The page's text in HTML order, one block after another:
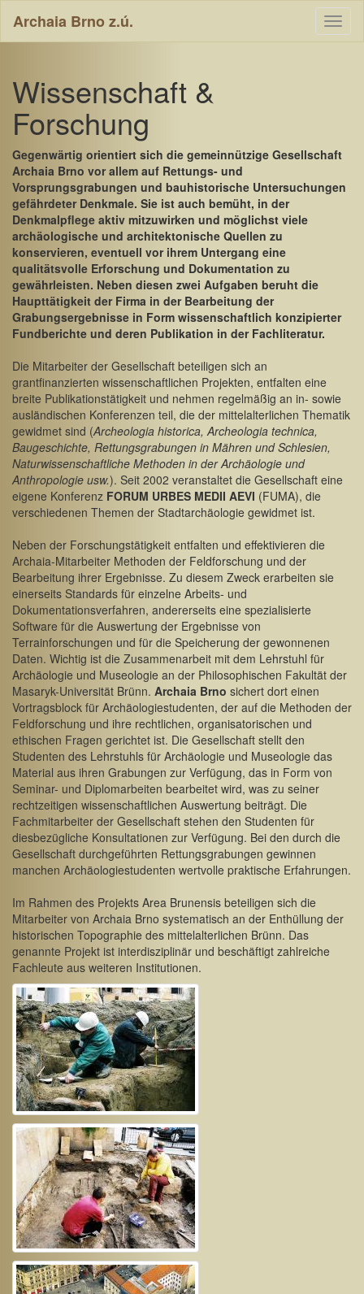
Archaia Brno z.ú.
Wissenschaft &
Forschung
Gegenwärtig orientiert sich die gemeinnützige Gesellschaft
Archaia Brno vor allem auf Rettungs- und
Vorsprungsgrabungen und bauhistorische Untersuchungen
gefährdeter Denkmale. Sie ist auch bemüht, in der
Denkmalpflege aktiv mitzuwirken und möglichst viele
archäologische und architektonische Quellen zu
konservieren, eventuell vor ihrem Untergang eine
qualitätsvolle Erforschung und Dokumentation zu
gewährleisten. Neben diesen zwei Aufgaben beruht die
Haupttätigkeit der Firma in der Bearbeitung der
Grabungsergebnisse in Form wissenschaftlich konzipierter
Fundberichte und deren Publikation in der Fachliteratur.
Die Mitarbeiter der Gesellschaft beteiligen sich an
grantfinanzierten wissenschaftlichen Projekten, entfalten eine
breite Publikationstätigkeit und nehmen regelmäßig an in- sowie
ausländischen Konferenzen teil, die der mittelalterlichen Thematik
gewidmet sind (Archeologia historica, Archeologia technica,
Baugeschichte, Rettungsgrabungen in Mähren und Schlesien,
Naturwissenschaftliche Methoden in der Archäologie und
Anthropologie usw.). Seit 2002 veranstaltet die Gesellschaft eine
eigene Konferenz FORUM URBES MEDII AEVI (FUMA), die
verschiedenen Themen der Stadtarchäologie gewidmet ist.
Neben der Forschungstätigkeit entfalten und effektivieren die
Archaia-Mitarbeiter Methoden der Feldforschung und der
Bearbeitung ihrer Ergebnisse. Zu diesem Zweck erarbeiten sie
einerseits Standards für einzelne Arbeits- und
Dokumentationsverfahren, andererseits eine spezialisierte
Software für die Auswertung der Ergebnisse von
Terrainforschungen und für die Speicherung der gewonnenen
Daten. Wichtig ist die Zusammenarbeit mit dem Lehrstuhl für
Archäologie und Museologie an der Philosophischen Fakultät der
Masaryk-Universität Brünn. Archaia Brno sichert dort einen
Vortragsblock für Archäologiestudenten, der auf die Methoden der
Feldforschung und ihre rechtlichen, organisatorischen und
ethischen Fragen gerichtet ist. Die Gesellschaft stellt den
Studenten des Lehrstuhls für Archäologie und Museologie das
Material aus ihren Grabungen zur Verfügung, das in Form von
Seminar- und Diplomarbeiten bearbeitet wird, was zu seiner
rechtzeitigen wissenschaftlichen Auswertung beiträgt. Die
Fachmitarbeiter der Gesellschaft stehen den Studenten für
diesbezügliche Konsultationen zur Verfügung. Bei den durch die
Gesellschaft durchgeführten Rettungsgrabungen gewinnen
manchen Archäologiestudenten wertvolle praktische Erfahrungen.
Im Rahmen des Projekts Area Brunensis beteiligen sich die
Mitarbeiter von Archaia Brno systematisch an der Enthüllung der
historischen Topographie des mittelalterlichen Brünn. Das
genannte Projekt ist interdisziplinär und beschäftigt zahlreiche
Fachleute aus weiteren Institutionen.